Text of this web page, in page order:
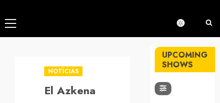
Menú
principal
NOTÍCIAS
El Azkena
UPCOMING
SHOWS